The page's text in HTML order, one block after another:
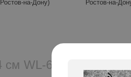
на-Дону) Ростов-на-
WL‑661134/A